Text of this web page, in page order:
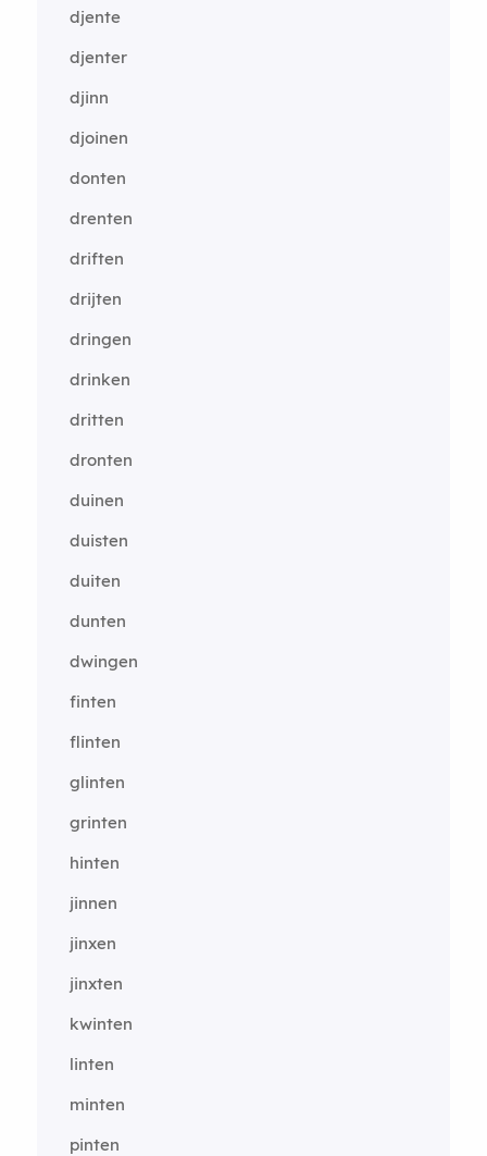
djente
djenter
djinn
djoinen
donten
drenten
driften
drijten
dringen
drinken
dritten
dronten
duinen
duisten
duiten
dunten
dwingen
finten
flinten
glinten
grinten
hinten
jinnen
jinxen
jinxten
kwinten
linten
minten
pinten